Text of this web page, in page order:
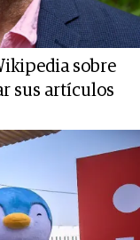
sobre
sus artículos